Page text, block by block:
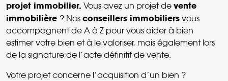
projet immobilier. Vous avez un projet de vente
immobilière ? Nos conseillers immobiliers vous
accompagnent de A à Z pour vous aider à bien
estimer votre bien et à le valoriser, mais également lors
de la signature de l’acte définitif de vente.
Votre projet concerne l’acquisition d’un bien ?